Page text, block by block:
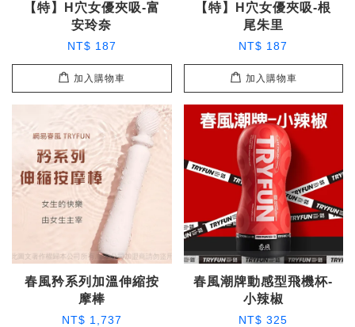
【特】H穴女優夾吸-富
安玲奈
NT$ 187
加入購物車
【特】H穴女優夾吸-根
尾朱里
NT$ 187
加入購物車
春風矜系列加溫伸縮按
摩棒
NT$ 1,737
春風潮牌動感型飛機杯-
小辣椒
NT$ 325